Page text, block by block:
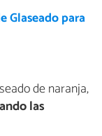
Glaseado para
de naranja,
las